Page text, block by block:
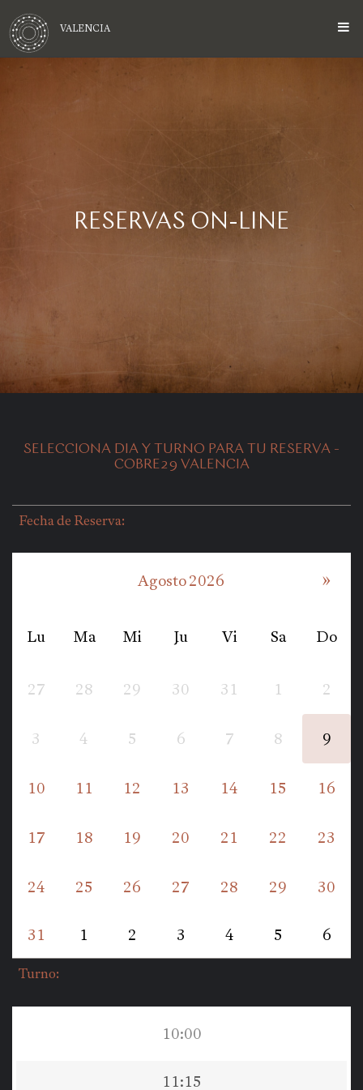
VALENCIA
RESERVAS ON-LINE
SELECCIONA DIA Y TURNO PARA TU RESERVA -
COBRE29 VALENCIA
Fecha de Reserva:
Agosto 2026 »
Lu Ma Mi Ju Vi Sa Do
27 28 29 30 31 1 2
3 4 5 6 7 8 9
10 11 12 13 14 15 16
17 18 19 20 21 22 23
24 25 26 27 28 29 30
31 1 2 3 4 5 6
Turno: